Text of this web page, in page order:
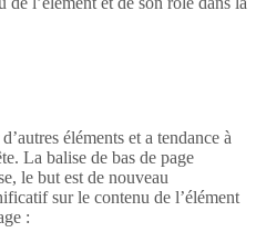
éléments et a tendance à
La balise de bas de page
le but est de nouveau
sur le contenu de l’élément
: